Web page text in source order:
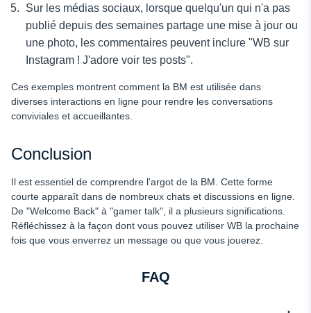
Sur les médias sociaux, lorsque quelqu'un qui n'a pas
publié depuis des semaines partage une mise à jour ou
une photo, les commentaires peuvent inclure "WB sur
Instagram ! J'adore voir tes posts".
Ces exemples montrent comment la BM est utilisée dans
diverses interactions en ligne pour rendre les conversations
conviviales et accueillantes.
Conclusion
Il est essentiel de comprendre l'argot de la BM. Cette forme
courte apparaît dans de nombreux chats et discussions en ligne.
De "Welcome Back" à "gamer talk", il a plusieurs significations.
Réfléchissez à la façon dont vous pouvez utiliser WB la prochaine
fois que vous enverrez un message ou que vous jouerez.
FAQ